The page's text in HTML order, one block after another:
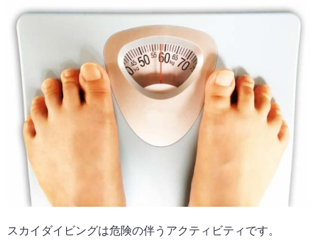
スカイダイビングは危険の伴うアクティビティです。